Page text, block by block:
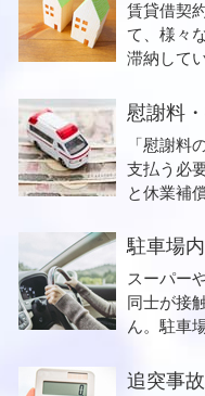
賃貸借契
て、様々
滞納して
慰謝料
「慰謝料
支払う必
と休業補
駐車場
スーパー
同士が接
ん。駐車
追突事